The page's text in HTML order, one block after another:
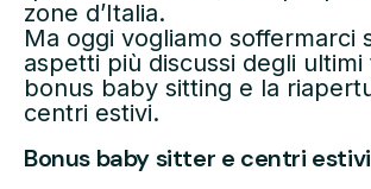
zone d’Italia.
Ma oggi vogliamo soffermarci
aspetti più discussi degli ultimi
bonus baby sitting e la
centri estivi.
Bonus baby sitter e centri estivi